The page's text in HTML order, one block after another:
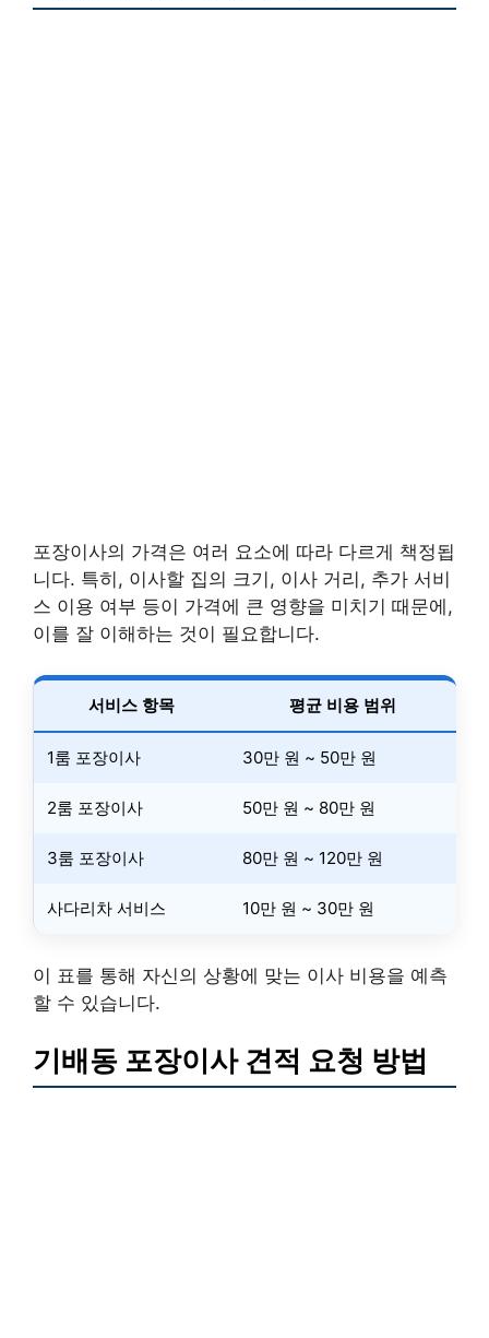
포장이사의 가격은 여러 요소에 따라 다르게 책정됩
니다. 특히, 이사할 집의 크기, 이사 거리, 추가 서비
스 이용 여부 등이 가격에 큰 영향을 미치기 때문에,
이를 잘 이해하는 것이 필요합니다.
서비스 항목 평균 비용 범위
1룸 포장이사 30만 원 ~ 50만 원
2룸 포장이사 50만 원 ~ 80만 원
3룸 포장이사 80만 원 ~ 120만 원
사다리차 서비스 10만 원 ~ 30만 원
이 표를 통해 자신의 상황에 맞는 이사 비용을 예측
할 수 있습니다.
기배동 포장이사 견적 요청 방법